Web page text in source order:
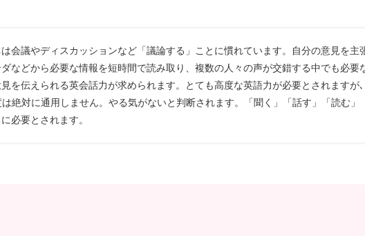
会議やディスカッションなど「議論する」ことに慣れています。自分の意見を主
などから必要な情報を短時間で読み取り、複数の人々の声が交錯する中でも必要
を伝えられる英会話力が求められます。とても高度な英語力が必要とされますが
絶対に通用しません。やる気がないと判断されます。「聞く」「話す」「読む」
必要とされます。